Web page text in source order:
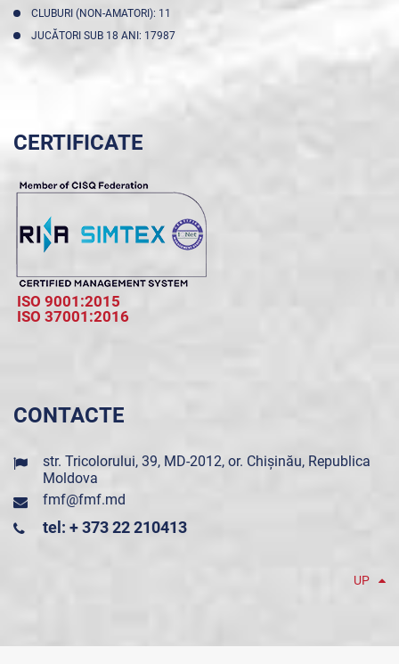
CLUBURI (NON-AMATORI): 11
JUCĂTORI SUB 18 ANI: 17987
CERTIFICATE
ISO 9001:2015
ISO 37001:2016
CONTACTE
str. Tricolorului, 39, MD-2012, or. Chișinău, Republica
Moldova
fmf@fmf.md
tel: + 373 22 210413
UP